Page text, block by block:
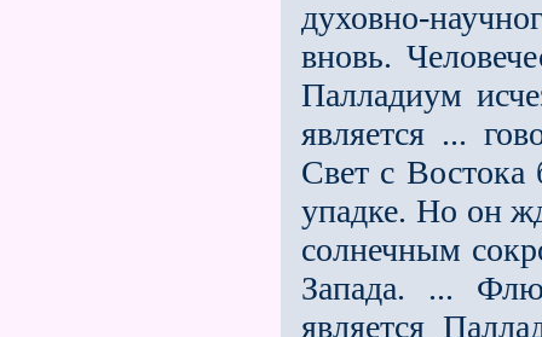
духовно-
вновь.
Палладиум
является ...
Свет с
упадке. Но он
солнечным
Запада. ...
является